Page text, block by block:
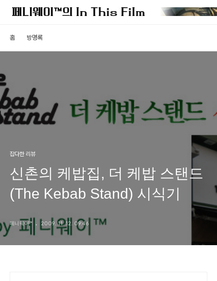
홈 방명록
잡다한 리뷰
신촌의 케밥집, 더 케밥 스탠드
(The Kebab Stand) 시식기
페니웨이™ 2009. 11. 12. 09:46